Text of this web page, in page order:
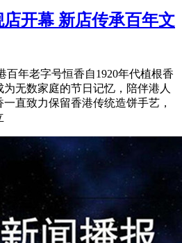
开幕 新店传承百年文
百年老字号恒香自1920年代植根香
无数家庭的节日记忆，陪伴港人
直致力保留香港传统造饼手艺，